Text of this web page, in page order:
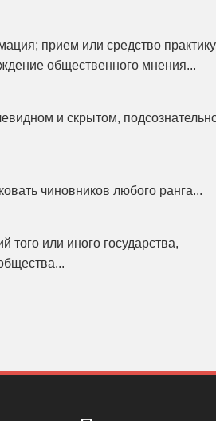
прием или средство
общественного мнения...
и скрытом,
чиновников любого ранга...
того или иного государства,